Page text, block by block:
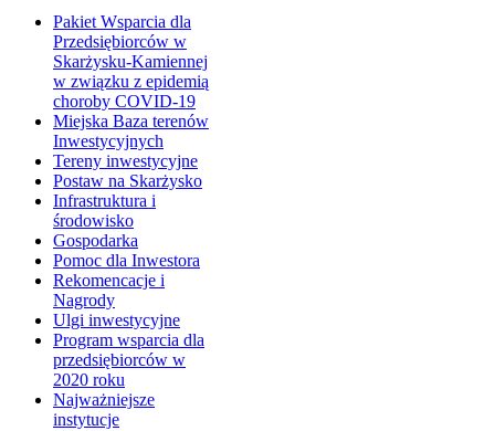
Pakiet Wsparcia dla
Przedsiębiorców w
Skarżysku-Kamiennej
w związku z epidemią
choroby COVID-19
Miejska Baza terenów
Inwestycyjnych
Tereny inwestycyjne
Postaw na Skarżysko
Infrastruktura i
środowisko
Gospodarka
Pomoc dla Inwestora
Rekomencacje i
Nagrody
Ulgi inwestycyjne
Program wsparcia dla
przedsiębiorców w
2020 roku
Najważniejsze
instytucje